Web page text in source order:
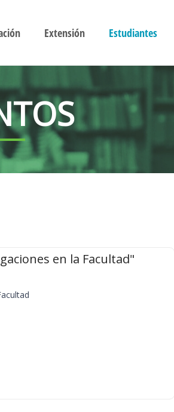
Extensión Estudiantes
en la Facultad"